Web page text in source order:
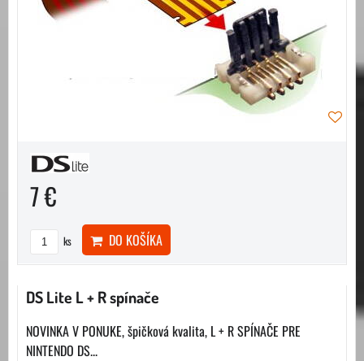
7 €
ks DO KOŠÍKA
DS Lite L + R spínače
NOVINKA V PONUKE, špičková kvalita, L + R SPÍNAČE PRE
NINTENDO DS...